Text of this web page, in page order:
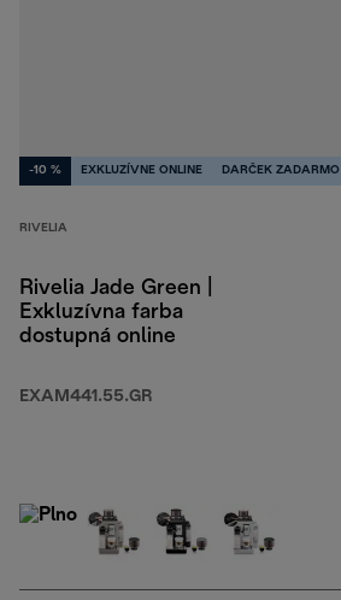
-10 % EXKLUZÍVNE ONLINE DARČEK ZADARMO
RIVELIA
Rivelia Jade Green |
Exkluzívna farba
dostupná online
EXAM441.55.GR